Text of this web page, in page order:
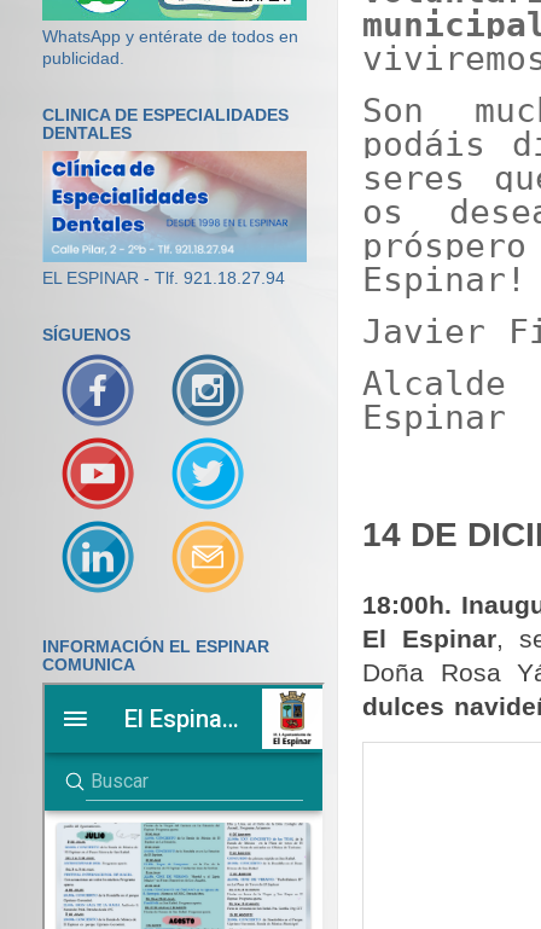
Son
podáis
seres
os
Espinar!
Javier
Espinar
14 DE
18:00h.
El Espinar,
Doña Rosa
dulces
WhatsApp y entérate de todos en
publicidad.
CLINICA DE ESPECIALIDADES
DENTALES
EL ESPINAR - Tlf. 921.18.27.94
SÍGUENOS
INFORMACIÓN EL ESPINAR
COMUNICA